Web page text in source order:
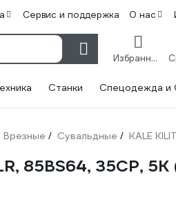
Сервис и поддержка О нас
Избранное
Станки Спецодежда и
Врезные / Сувальдные / KALE KILIT
85BS64, 35CP,